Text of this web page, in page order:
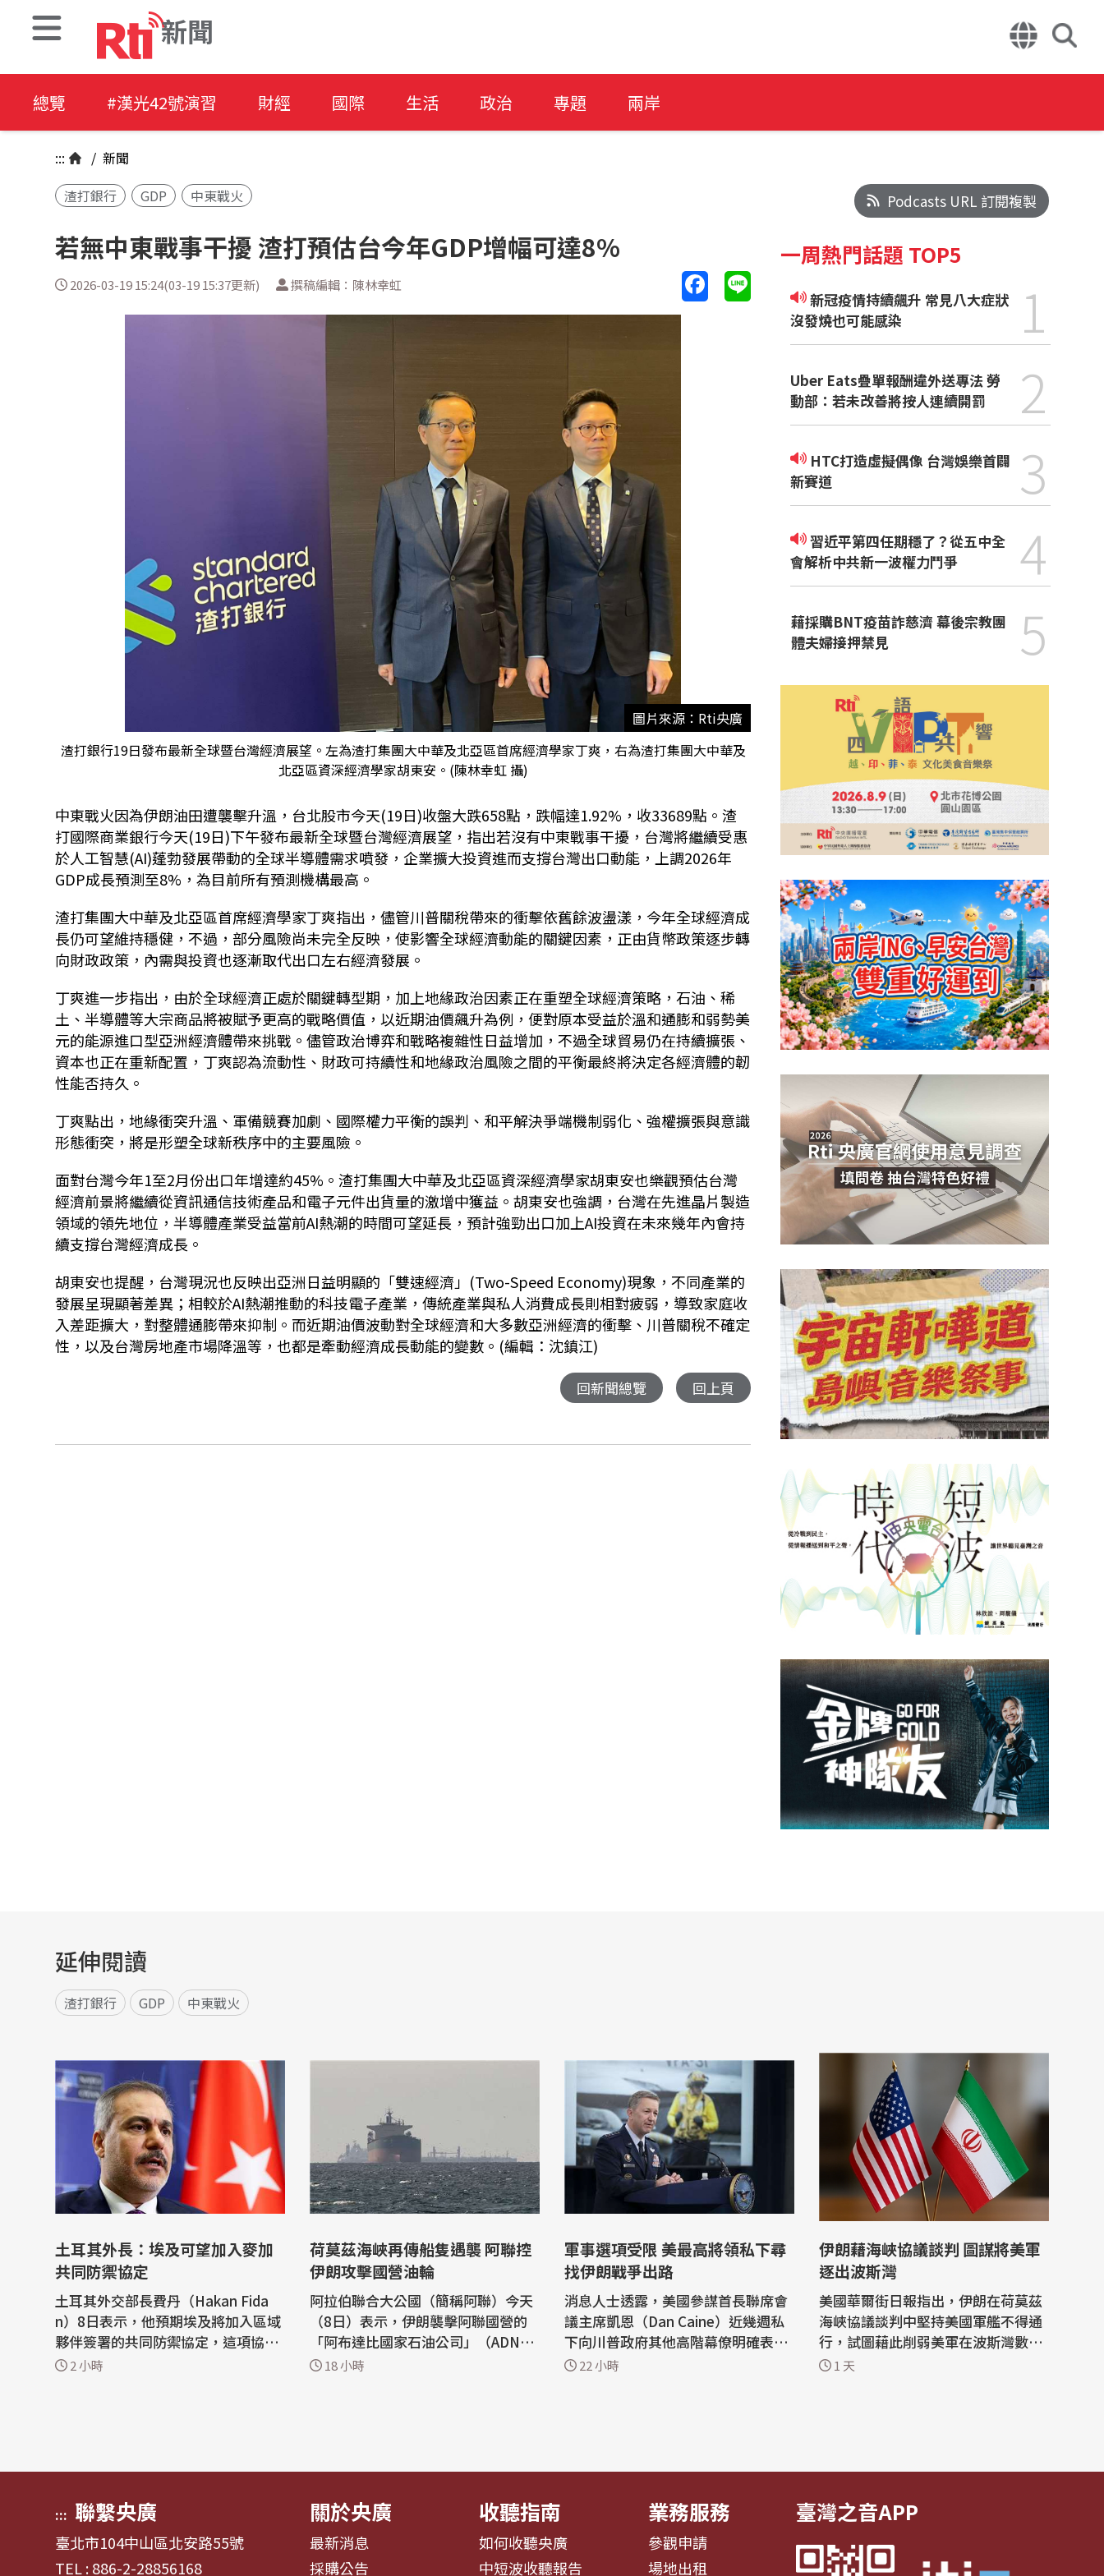
新聞
總覽 #漢光42號演習 財經 國際 生活 政治 專題 兩岸
::: / 新聞
渣打銀行
GDP 中東戰火
若無中東戰事干擾 渣打預估台今年GDP增幅可達8%
2026-03-19 15:24(03-19 15:37更新) 撰稿編輯：陳林幸虹
圖片來源：Rti央廣
渣打銀行19日發布最新全球暨台灣經濟展望。左為渣打集團大中華及北亞區首席經濟學家丁爽，右為渣打集團大中華及
北亞區資深經濟學家胡東安。(陳林幸虹 攝)
中東戰火因為伊朗油田遭襲擊升溫，台北股市今天(19日)收盤大跌658點，跌幅達1.92% ，收33689點。渣
打國際商業銀行今天(19日)下午發布最新全球暨台灣經濟展望，指出若沒有中東戰事干擾，台灣將繼續受惠
於人工智慧(AI)蓬勃發展帶動的全球半導體需求噴發，企業擴大投資進而支撐台灣出口動能，上調2026年
GDP成長預測至8% ，為目前所有預測機構最高。
渣打集團大中華及北亞區首席經濟學家丁爽指出，儘管川普關稅帶來的衝擊依舊餘波盪漾，今年全球經濟成
長仍可望維持穩健，不過，部分風險尚未完全反映，使影響全球經濟動能的關鍵因素，正由貨幣政策逐步轉
向財政政策，內需與投資也逐漸取代出口左右經濟發展。
丁爽進一步指出，由於全球經濟正處於關鍵轉型期，加上地緣政治因素正在重塑全球經濟策略，石油、稀
土、半導體等大宗商品將被賦予更高的戰略價值，以近期油價飆升為例，便對原本受益於溫和通膨和弱勢美
元的能源進口型亞洲經濟體帶來挑戰。儘管政治博弈和戰略複雜性日益增加，不過全球貿易仍在持續擴張、
資本也正在重新配置，丁爽認為流動性、財政可持續性和地緣政治風險之間的平衡最終將決定各經濟體的韌
性能否持久。
丁爽點出，地緣衝突升溫、軍備競賽加劇、國際權力平衡的誤判、和平解決爭端機制弱化、強權擴張與意識
形態衝突，將是形塑全球新秩序中的主要風險。
面對台灣今年1至2月份出口年增達約45% 。渣打集團大中華及北亞區資深經濟學家胡東安也樂觀預估台灣
經濟前景將繼續從資訊通信技術產品和電子元件出貨量的激增中獲益。胡東安也強調，台灣在先進晶片製造
領域的領先地位，半導體產業受益當前AI熱潮的時間可望延長，預計強勁出口加上AI投資在未來幾年內會持
續支撐台灣經濟成長。
胡東安也提醒，台灣現況也反映出亞洲日益明顯的「雙速經濟」 (Two-Speed Economy)現象，不同產業的
發展呈現顯著差異；相較於AI熱潮推動的科技電子產業，傳統產業與私人消費成長則相對疲弱，導致家庭收
入差距擴大，對整體通膨帶來抑制。而近期油價波動對全球經濟和大多數亞洲經濟的衝擊、川普關稅不確定
性，以及台灣房地產市場降溫等，也都是牽動經濟成長動能的變數。(編輯：沈鎮江)
回新聞總覽 回上頁
Podcasts URL 訂閱複製
一周熱門話題 TOP5
新冠疫情持續飆升 常見八大症狀
沒發燒也可能感染
1
Uber Eats疊單報酬違外送專法 勞
動部：若未改善將按人連續開罰
2
新賽道
3
習近平第四任期穩了？從五中全
會解析中共新一波權力鬥爭
4
藉採購BNT疫苗詐慈濟 幕後宗教團
體夫婦接押禁見
5
延伸閱讀
渣打銀行 GDP 中東戰火
土耳其外長：埃及可望加入麥加
共同防禦協定
土耳其外交部長費丹（Hakan Fida
n）8日表示，他預期埃及將加入區域
夥伴簽署的共同防禦協定，這項協議
旨在穩定因中東戰爭而動盪不安的區
2 小時
荷莫茲海峽再傳船隻遇襲 阿聯控
伊朗攻擊國營油輪
阿拉伯聯合大公國（簡稱阿聯）今天
（8日）表示，伊朗襲擊阿聯國營的
「阿布達比國家石油公司」（ADNO
C）旗下一艘油輪，當時該油輪正航
18 小時
軍事選項受限 美最高將領私下尋
找伊朗戰爭出路
消息人士透露，美國參謀首長聯席會
議主席凱恩（Dan Caine）近幾週私
下向川普政府其他高階幕僚明確表
示，美國需要尋找伊朗戰爭的退場途
22 小時
伊朗藉海峽協議談判 圖謀將美軍
逐出波斯灣
美國華爾街日報指出，伊朗在荷莫茲
海峽協議談判中堅持美國軍艦不得通
行，試圖藉此削弱美軍在波斯灣數十
年來的主導地位，伊朗是在與阿曼談
1 天
::: 聯繫央廣
臺北市104中山區北安路55號
TEL : 886-2-28856168
關於央廣
最新消息
採購公告
收聽指南
如何收聽央廣
中短波收聽報告
業務服務
參觀申請
場地出租
臺灣之音APP